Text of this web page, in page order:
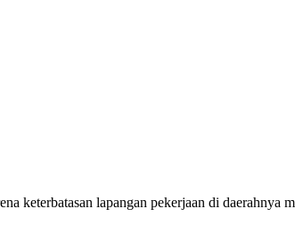
keterbatasan lapangan pekerjaan di daerahnya